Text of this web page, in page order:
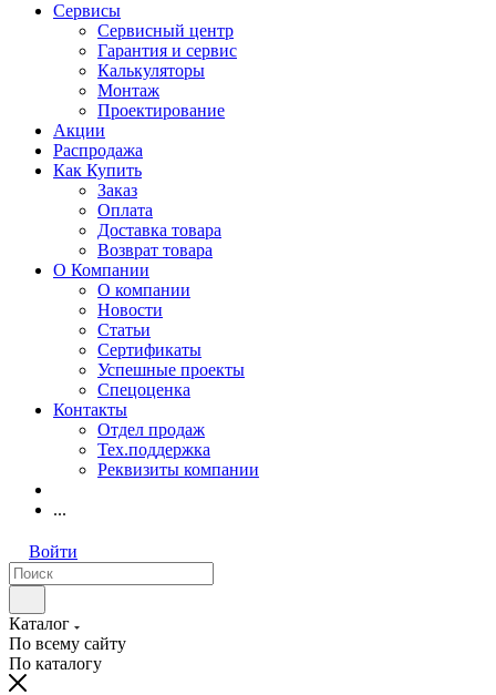
Сервисы
Сервисный центр
Гарантия и сервис
Калькуляторы
Монтаж
Проектирование
Акции
Распродажа
Как Купить
Заказ
Оплата
Доставка товара
Возврат товара
О Компании
О компании
Новости
Статьи
Сертификаты
Успешные проекты
Спецоценка
Контакты
Отдел продаж
Тех.поддержка
Реквизиты компании
...
Войти
Каталог
По всему сайту
По каталогу